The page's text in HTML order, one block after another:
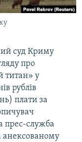
суд Криму
про
титан» у
рублів
плати за
прес-служба
анексованому